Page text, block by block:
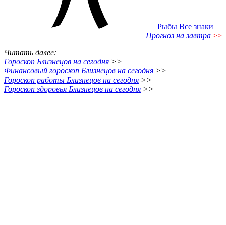
Рыбы Все знаки
Прогноз на завтра >>
Читать далее:
Гороскоп Близнецов на сегодня >>
Финансовый гороскоп Близнецов на сегодня >>
Гороскоп работы Близнецов на сегодня >>
Гороскоп здоровья Близнецов на сегодня >>